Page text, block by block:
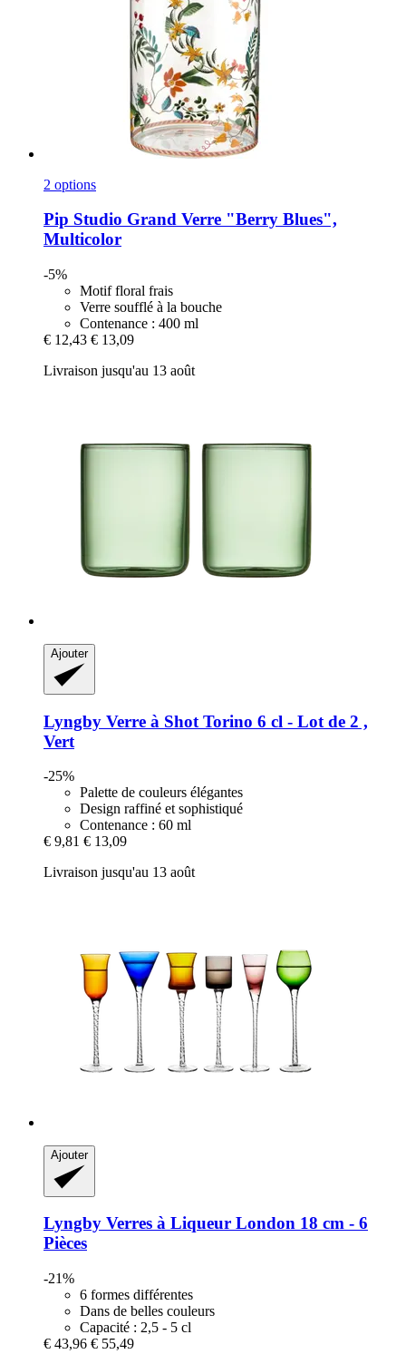
2 options
Pip Studio Grand Verre "Berry Blues",
Multicolor
-5%
Motif floral frais
Verre soufflé à la bouche
Contenance : 400 ml
€ 12,43 € 13,09
Livraison jusqu'au 13 août
Ajouter
Lyngby Verre à Shot Torino 6 cl -​ Lot de 2 ,
Vert
-25%
Palette de couleurs élégantes
Design raffiné et sophistiqué
Contenance : 60 ml
€ 9,81 € 13,09
Livraison jusqu'au 13 août
Ajouter
Lyngby Verres à Liqueur London 18 cm -​ 6
Pièces
-21%
6 formes différentes
Dans de belles couleurs
Capacité : 2,5 - 5 cl
€ 43,96 € 55,49